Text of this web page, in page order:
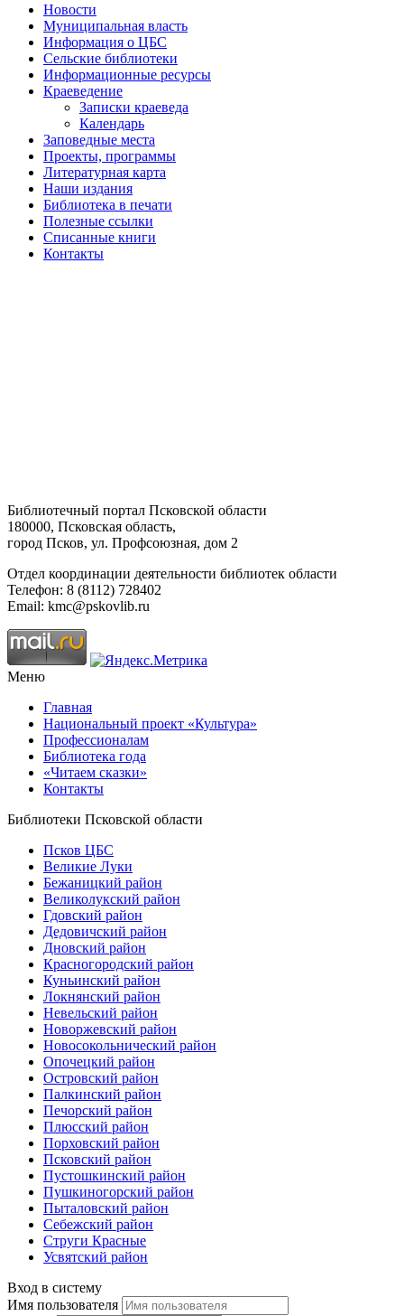
Новости
Муниципальная власть
Информация о ЦБС
Сельские библиотеки
Информационные ресурсы
Краеведение
Записки краеведа
Календарь
Заповедные места
Проекты, программы
Литературная карта
Наши издания
Библиотека в печати
Полезные ссылки
Списанные книги
Контакты
Библиотечный портал Псковской области
180000, Псковская область,
город Псков, ул. Профсоюзная, дом 2
Отдел координации деятельности библиотек области
Телефон: 8 (8112) 728402
Email: kmc@pskovlib.ru
Меню
Главная
Национальный проект «Культура»
Профессионалам
Библиотека года
«Читаем сказки»
Контакты
Библиотеки Псковской области
Псков ЦБС
Великие Луки
Бежаницкий район
Великолукский район
Гдовский район
Дедовичский район
Дновский район
Красногородский район
Куньинский район
Локнянский район
Невельский район
Новоржевский район
Новосокольнический район
Опочецкий район
Островский район
Палкинский район
Печорский район
Плюсский район
Порховский район
Псковский район
Пустошкинский район
Пушкиногорский район
Пыталовский район
Себежский район
Струги Красные
Усвятский район
Вход в систему
Имя пользователя